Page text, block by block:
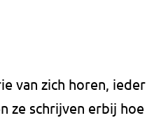
van zich horen,
ze schrijven erbij